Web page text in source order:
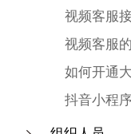
视频客服
视频客服
如何开通
抖音小程